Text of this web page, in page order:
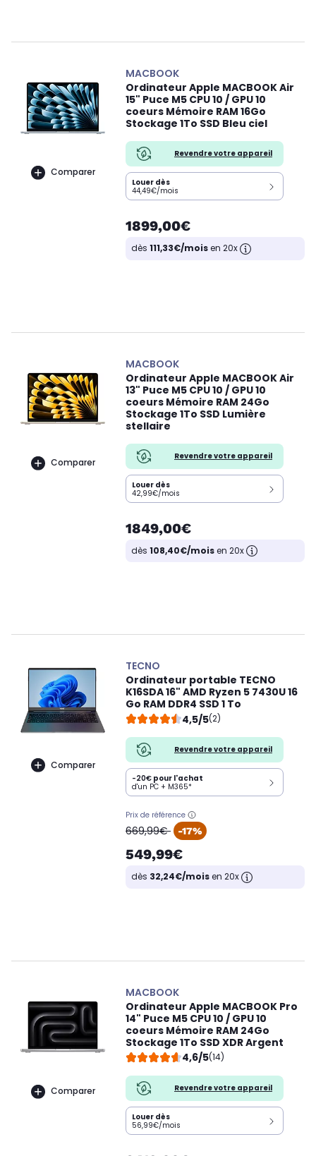
Comparer
MACBOOK
Ordinateur Apple MACBOOK Air
15" Puce M5 CPU 10 / GPU 10
coeurs Mémoire RAM 16Go
Stockage 1To SSD Bleu ciel
Revendre votre appareil
Louer dès
44,49€/mois
1899,00€
dès 111,33€/moisen 20x
Comparer
MACBOOK
Ordinateur Apple MACBOOK Air
13" Puce M5 CPU 10 / GPU 10
coeurs Mémoire RAM 24Go
Stockage 1To SSD Lumière
stellaire
Revendre votre appareil
Louer dès
42,99€/mois
1849,00€
dès 108,40€/moisen 20x
Comparer
TECNO
Ordinateur portable TECNO
K16SDA 16" AMD Ryzen 5 7430U 16
Go RAM DDR4 SSD 1 To
4,5/5(2)
Revendre votre appareil
-20€ pour l'achat
d'un PC + M365*
Prix de référence
oldPrice
669,99€ -17%
549,99€
dès 32,24€/moisen 20x
Comparer
MACBOOK
Ordinateur Apple MACBOOK Pro
14" Puce M5 CPU 10 / GPU 10
coeurs Mémoire RAM 24Go
Stockage 1To SSD XDR Argent
4,6/5(14)
Revendre votre appareil
Louer dès
56,99€/mois